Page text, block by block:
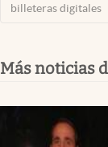
billeteras digitales
Más noticias